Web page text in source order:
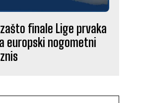
finale Lige prvaka
europski nogometni